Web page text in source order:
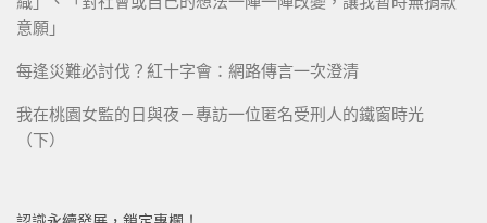
意願」
每逢災難必討伐？紅十字會：網路傳言一次澄清
我在桃園女監的日與夜－專訪一位匿名受刑人的鐵窗時光
（下）